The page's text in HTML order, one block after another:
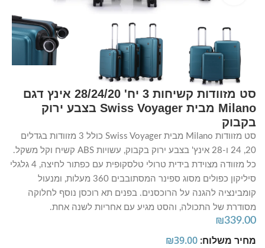
סט מזוודות קשיחות 3 יח' 28/24/20 אינץ דגם
Milano מבית Swiss Voyager בצבע ירוק
בקבוק
סט מזוודות Milano מבית Swiss Voyager כולל 3 מזוודות בגדלים
20, 24 ו-28 אינץ' בצבע ירוק בקבוק, עשויות ABS קשיח וקל משקל.
כל מזוודה מצוידת בידית טרולי טלסקופית עם כפתור לחיצה, 4 גלגלי
סיליקון כפולים מסוג ספינר המסתובבים 360 מעלות, ומנעול
קומבינציה להגנה על הרוכסנים. בפנים תא רוכסן נוסף לחלוקה
מסודרת של התכולה, והסט מגיע עם אחריות לשנה אחת.
₪339.00
מחיר משלוח: ₪39.00